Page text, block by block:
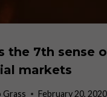
the 7th sense
markets
Grass February 20, 2020